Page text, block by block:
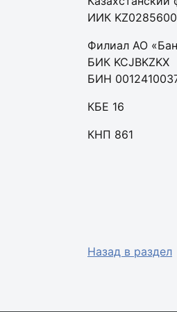
ИИК
Филиал АО
БИК KCJBKZKX
БИН
КБЕ 16
КНП 861
Назад в раздел